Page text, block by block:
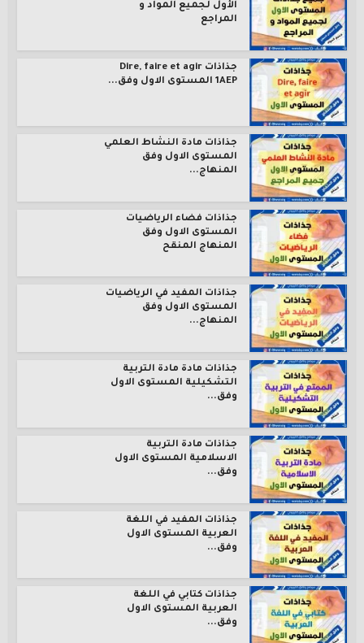
الأول لجميع المواد و
المراجع
جذاذات Dire, faire et agir
1AEP المستوى الاول وفق...
جذاذات مادة النشاط العلمي
المستوى الاول وفق
المنهاج...
جذاذات فضاء الرياضيات
المستوى الاول وفق
المنهاج المنقح
جذاذات المفيد في الرياضيات
المستوى الاول وفق
المنهاج...
جذاذات مادة مادة التربية
التشكيلية المستوى الاول
وفق...
جذاذات مادة التربية
الاسلامية المستوى الاول
وفق...
جذاذات المفيد في اللغة
العربية المستوى الاول
وفق...
جذاذات كتابي في اللغة
العربية المستوى الاول
وفق...